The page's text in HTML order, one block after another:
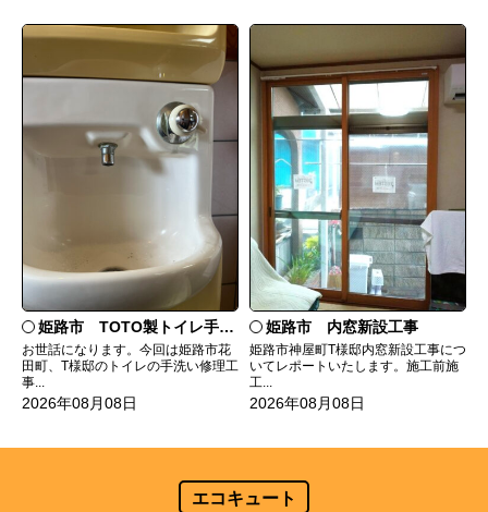
姫路市 TOTO製トイレ手洗いの水漏れ修理
お世話になります。今回は姫路市花
田町、T様邸のトイレの手洗い修理工
事...
2026年08月08日
姫路市 内窓新設工事
姫路市神屋町T様邸内窓新設工事につ
いてレポートいたします。施工前施
工...
2026年08月08日
エコキュート